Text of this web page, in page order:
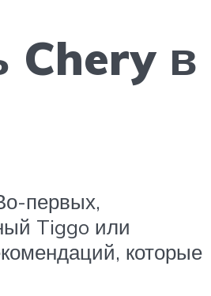
Chery в
первых,
Tiggo или
которые